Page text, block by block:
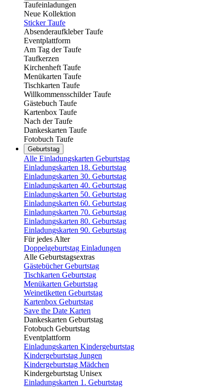
Taufeinladungen
Neue Kollektion
Sticker Taufe
Absenderaufkleber Taufe
Eventplattform
Am Tag der Taufe
Taufkerzen
Kirchenheft Taufe
Menükarten Taufe
Tischkarten Taufe
Willkommensschilder Taufe
Gästebuch Taufe
Kartenbox Taufe
Nach der Taufe
Dankeskarten Taufe
Fotobuch Taufe
Geburtstag
Alle Einladungskarten Geburtstag
Einladungskarten 18. Geburtstag
Einladungskarten 30. Geburtstag
Einladungskarten 40. Geburtstag
Einladungskarten 50. Geburtstag
Einladungskarten 60. Geburtstag
Einladungskarten 70. Geburtstag
Einladungskarten 80. Geburtstag
Einladungskarten 90. Geburtstag
Für jedes Alter
Doppelgeburtstag Einladungen
Alle Geburtstagsextras
Gästebücher Geburtstag
Tischkarten Geburtstag
Menükarten Geburtstag
Weinetiketten Geburtstag
Kartenbox Geburtstag
Save the Date Karten
Dankeskarten Geburtstag
Fotobuch Geburtstag
Eventplattform
Einladungskarten Kindergeburtstag
Kindergeburtstag Jungen
Kindergeburtstag Mädchen
Kindergeburtstag Unisex
Einladungskarten 1. Geburtstag